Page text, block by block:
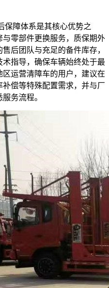
保障体系是其核心优势之
零部件更换服务，质保期外
后团队与充足的备件库存，
指导，确保车辆始终处于最
运营清障车的用户，建议在
偿等特殊配置需求，并与厂
务流程。